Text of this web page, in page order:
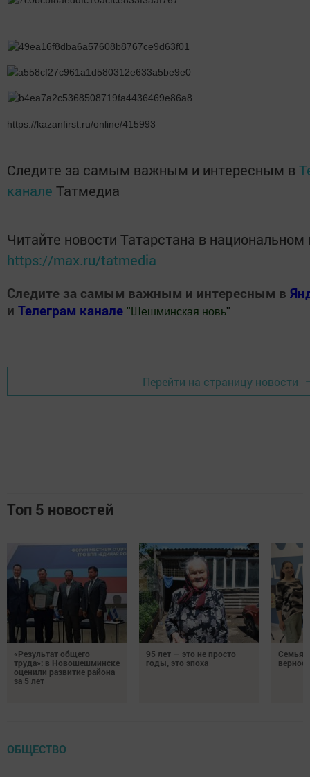
https://kazanfirst.ru/online/415993
Следите за самым важным и интересным в
канале Татмедиа
Читайте новости Татарстана в
https://max.ru/tatmedia
Следите за самым важным и интересным в
и Телеграм канале " Шешминская новь"
Перейти на страницу новости
Топ 5 новостей
«Результат общего
труда»: в Новошешминске
оценили развитие района
за 5 лет
95 лет — это не просто
годы, это эпоха
Семья
ОБЩЕСТВО